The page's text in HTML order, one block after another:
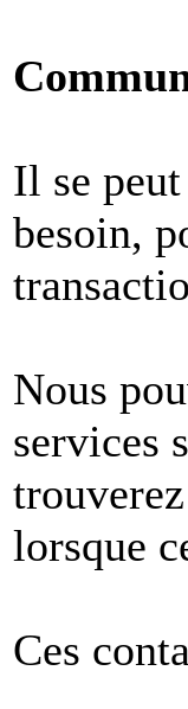
Il se
besoin,
Nous
services
lorsque
Ces